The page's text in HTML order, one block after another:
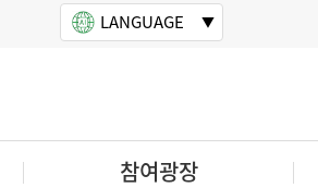
LANGUAGE
참여광장